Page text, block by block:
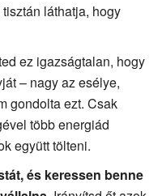
láthatja, hogy
ez igazságtalan, hogy
– nagy az esélye,
gondolta ezt. Csak
több energiád
együtt tölteni.
és keressen benne